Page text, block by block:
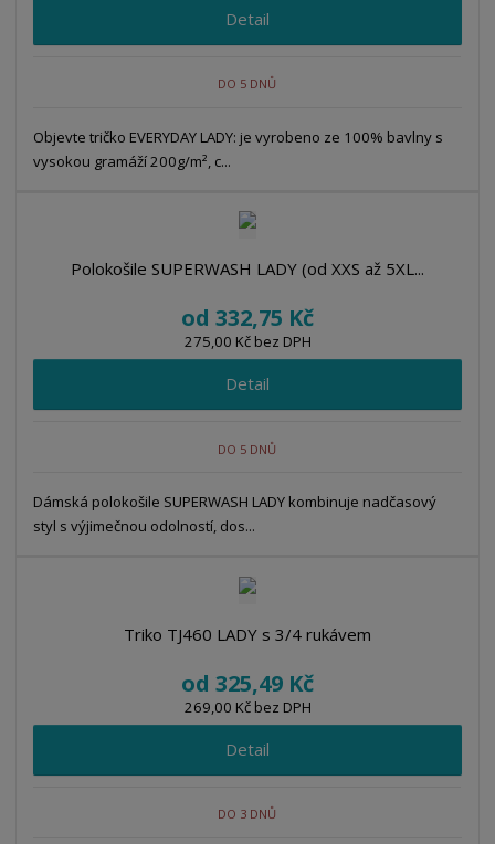
Detail
DO 5 DNŮ
Objevte tričko EVERYDAY LADY: je vyrobeno ze 100% bavlny s
vysokou gramáží 200g/m², c...
Polokošile SUPERWASH LADY (od XXS až 5XL...
od 332,75 Kč
275,00 Kč bez DPH
Detail
DO 5 DNŮ
Dámská polokošile SUPERWASH LADY kombinuje nadčasový
styl s výjimečnou odolností, dos...
Triko TJ460 LADY s 3/4 rukávem
od 325,49 Kč
269,00 Kč bez DPH
Detail
DO 3 DNŮ